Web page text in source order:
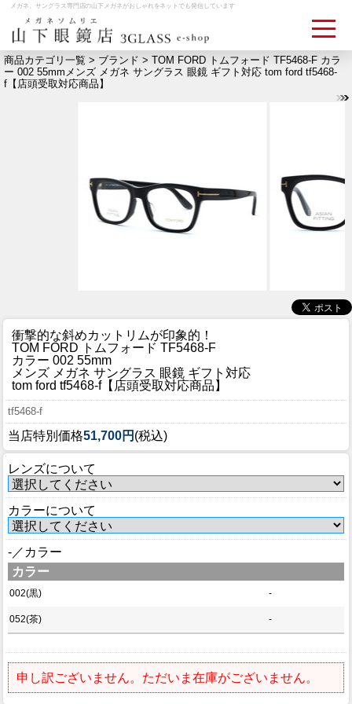
メガネ、サングラス専門店の山下メガネがおしゃれをネットでも発信しています
ログイン
メディア情報
MEDIA
ITEM
BLOG
COMPANY
インフォメーション
INFORMATION
商品カテゴリ一覧 > ブランド > TOM FORD トムフォード TF5468-F カラ
ー 002 55mmメンズ メガネ サングラス 眼鏡 ギフト対応 tom ford tf5468-
f【店頭受取対応商品】
衝撃的な斜めカットリムが印象的！
TOM FORD トムフォード TF5468-F
カラー 002 55mm
メンズ メガネ サングラス 眼鏡 ギフト対応
tom ford tf5468-f【店頭受取対応商品】
tf5468-f
当店特別価格51,700円 (税込)
レンズについて
カラーについて
-／カラー
カラー
002(黒) -
052(茶) -
申し訳ございません。ただいま在庫がございません。